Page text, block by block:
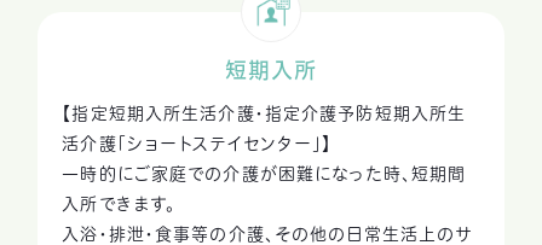
短期入所
【指定短期入所生活介護・指定介護予防短期入所生
活介護「ショートステイセンター」】
一時的にご家庭での介護が困難になった時、短期間
入所できます。
入浴・排泄・食事等の介護、その他の日常生活上のサ